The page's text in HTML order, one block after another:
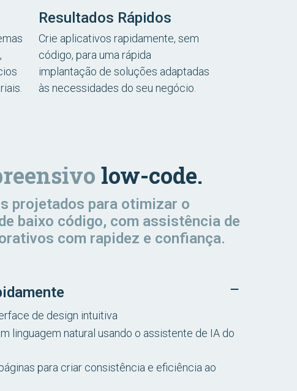
Resultados Rápidos
Crie aplicativos rapidamente, sem
código, para uma rápida
implantação de soluções adaptadas
às necessidades do seu negócio.
low-code.
projetados para otimizar o
baixo código, com assistência de
com rapidez e confiança.
de design intuitiva
linguagem natural usando o assistente de IA do
para criar consistência e eficiência ao